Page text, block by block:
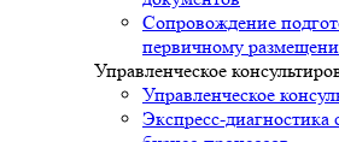
Сопровождение
первичному
Управленческое
Управленческое
Экспресс-диагностика